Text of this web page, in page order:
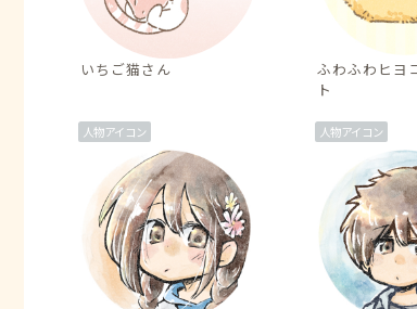
いちご猫さん
ふわふわヒヨ
ト
人物アイコン 人物アイコン